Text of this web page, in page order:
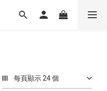
每頁顯示 24 個